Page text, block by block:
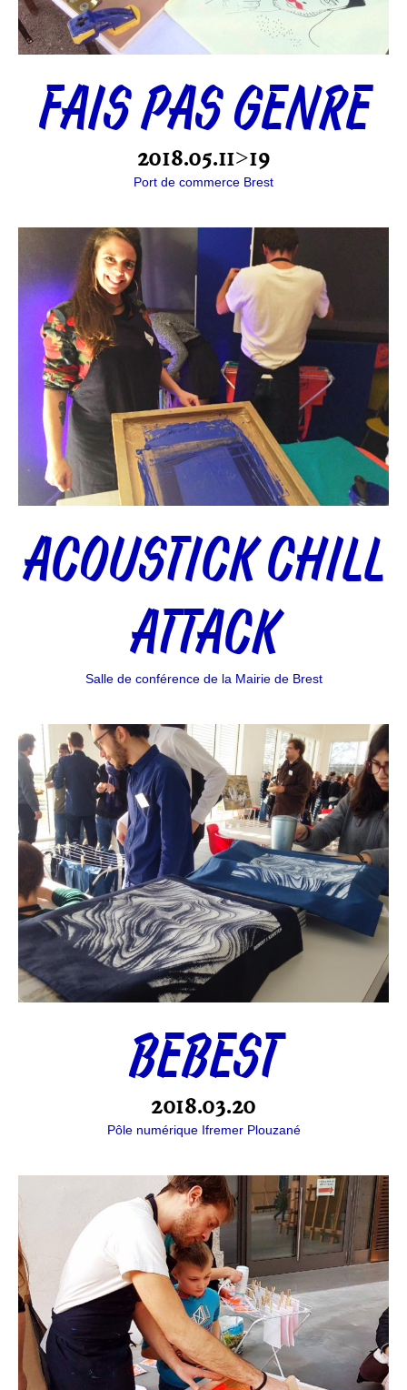
FAIS PAS GENRE
2018.05.11>19
Port de commerce Brest
ACOUSTICK CHILL
ATTACK
Salle de conférence de la Mairie de Brest
BEBEST
2018.03.20
Pôle numérique Ifremer Plouzané